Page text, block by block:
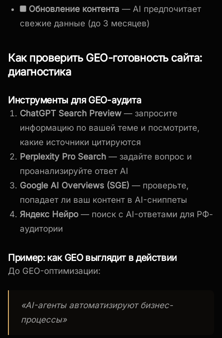
Обновление контента — AI предпочитает
свежие данные (до 3 месяцев)
Как проверить GEO-готовность сайта:
диагностика
Инструменты для GEO-аудита
ChatGPT Search Preview — запросите
информацию по вашей теме и посмотрите,
какие источники цитируются
Perplexity Pro Search — задайте вопрос и
проанализируйте ответ AI
Google AI Overviews (SGE) — проверьте,
попадает ли ваш контент в AI-сниппеты
Яндекс Нейро — поиск с AI-ответами для РФ-
аудитории
Пример: как GEO выглядит в действии
До GEO-оптимизации:
«AI-агенты автоматизируют бизнес-
процессы»